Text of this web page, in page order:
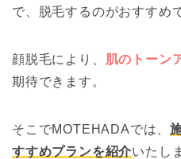
で、脱毛するのがおすすめ
顔脱毛により、 肌のトーン
期待できます。
そこでMOTEHADAでは、
すすめプランを紹介いたし